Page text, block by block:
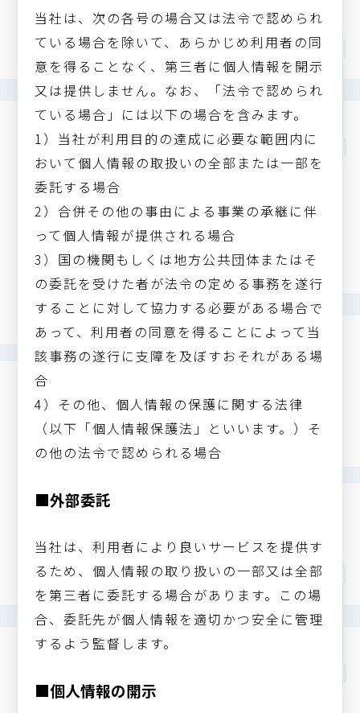
当社は、次の各号の場合又は法令で認められ
ている場合を除いて、あらかじめ利用者の同
意を得ることなく、第三者に個人情報を開示
又は提供しません。なお、「法令で認められ
ている場合」には以下の場合を含みます。
1）当社が利用目的の達成に必要な範囲内に
おいて個人情報の取扱いの全部または一部を
委託する場合
2）合併その他の事由による事業の承継に伴
って個人情報が提供される場合
3）国の機関もしくは地方公共団体またはそ
の委託を受けた者が法令の定める事務を遂行
することに対して協力する必要がある場合で
あって、利用者の同意を得ることによって当
該事務の遂行に支障を及ぼすおそれがある場
合
4）その他、個人情報の保護に関する法律
（以下「個人情報保護法」といいます。）そ
の他の法令で認められる場合
■外部委託
当社は、利用者により良いサービスを提供す
るため、個人情報の取り扱いの一部又は全部
を第三者に委託する場合があります。この場
合、委託先が個人情報を適切かつ安全に管理
するよう監督します。
■個人情報の開示